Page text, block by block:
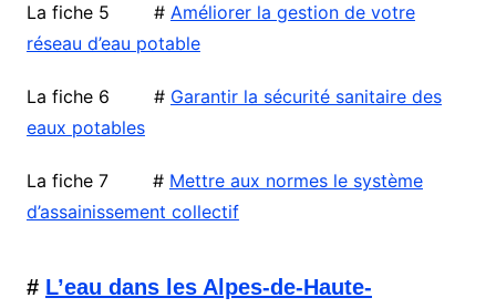
La fiche 5 # Améliorer la gestion de votre
réseau d’eau potable
La fiche 6 # Garantir la sécurité sanitaire des
eaux potables
La fiche 7 # Mettre aux normes le système
d’assainissement collectif
# L’eau dans les Alpes-de-Haute-